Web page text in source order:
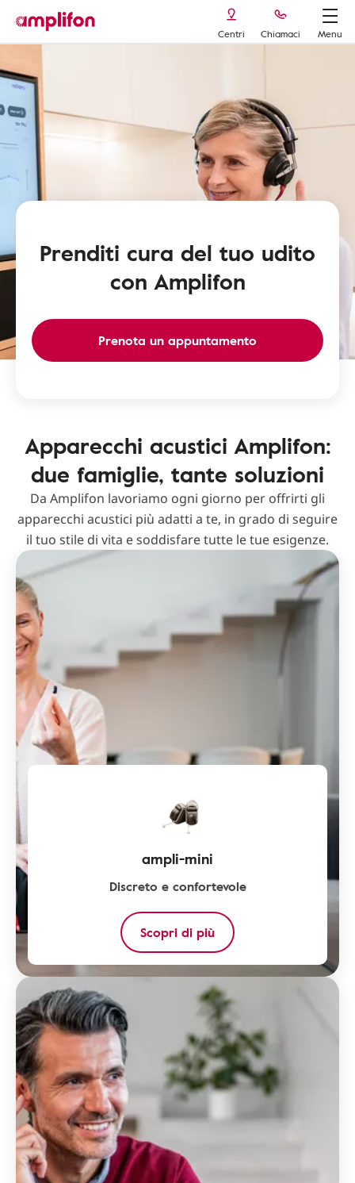
Centri Chiamaci Menu
Prenditi cura del tuo udito
con Amplifon
Prenota un appuntamento
Apparecchi acustici Amplifon:
due famiglie, tante soluzioni
Da Amplifon lavoriamo ogni giorno per offrirti gli
apparecchi acustici più adatti a te, in grado di seguire
il tuo stile di vita e soddisfare tutte le tue esigenze.
ampli-mini
Discreto e confortevole
Scopri di più